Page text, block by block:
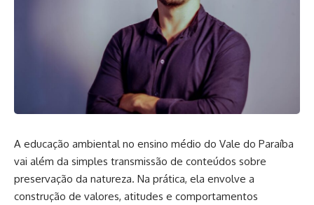
A educação ambiental no ensino médio do Vale do Paraíba
vai além da simples transmissão de conteúdos sobre
preservação da natureza. Na prática, ela envolve a
construção de valores, atitudes e comportamentos